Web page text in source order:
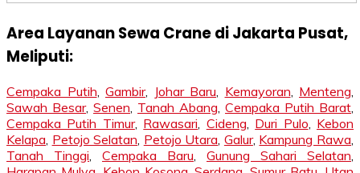
Area Layanan Sewa Crane di Jakarta Pusat,
Meliputi:
Cempaka Putih Gambir, Johar Baru Kemayoran Menteng
Sawah Besar, Senen Tanah Abang Cempaka Putih Barat
Cempaka Putih Timur, Rawasari Cideng Duri Pulo Kebon
Kelapa Petojo Selatan Petojo Utara Galur, Kampung Rawa
Tanah Tinggi
Cempaka Baru Gunung Sahari Selatan